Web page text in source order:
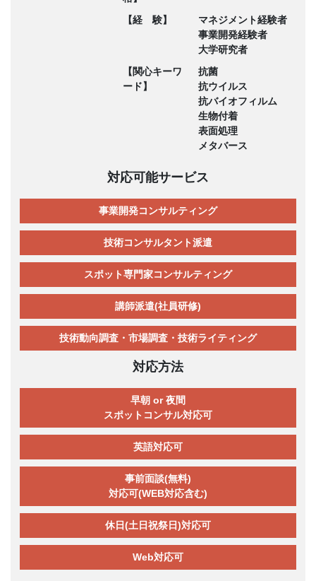
【経 験】
マネジメント経験者
事業開発経験者
大学研究者
【関心キーワ
ード】
抗菌
抗ウイルス
抗バイオフィルム
生物付着
表面処理
メタバース
対応可能サービス
事業開発コンサルティング
技術コンサルタント派遣
スポット専門家コンサルティング
講師派遣(社員研修)
技術動向調査・市場調査・技術ライティング
対応方法
早朝 or 夜間
スポットコンサル対応可
英語対応可
事前面談(無料)
対応可(WEB対応含む)
休日(土日祝祭日)対応可
Web対応可